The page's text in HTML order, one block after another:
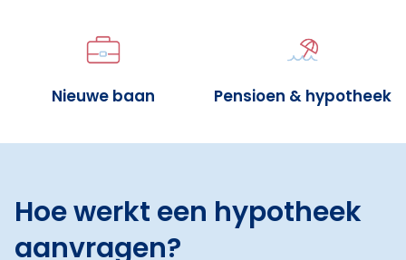
Nieuwe baan Pensioen & hypotheek
Hoe werkt een hypotheek
aanvragen?